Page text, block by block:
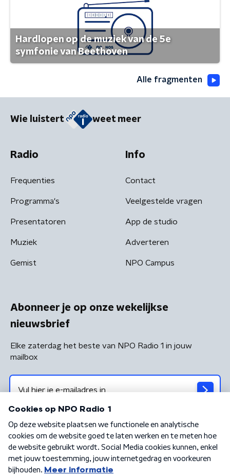
Hardlopen op de muziek van de 5e
symfonie van Beethoven
Alle fragmenten
Wie luistert weet meer
Radio
Frequenties
Programma's
Presentatoren
Muziek
Gemist
Info
Contact
Veelgestelde vragen
App de studio
Adverteren
NPO Campus
Abonneer je op onze wekelijkse
nieuwsbrief
Elke zaterdag het beste van NPO Radio 1 in jouw
mailbox
Algemene voorwaarden